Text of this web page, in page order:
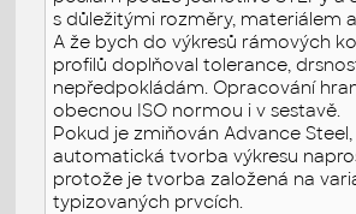
s důležitými rozměry, materiálem
A že bych do výkresů rámových
profilů doplňoval tolerance,
nepředpokládám. Opracování
obecnou ISO normou i v sestavě.
Pokud je zmiňován Advance
automatická tvorba výkresu
protože je tvorba založená na
typizovaných prvcích.